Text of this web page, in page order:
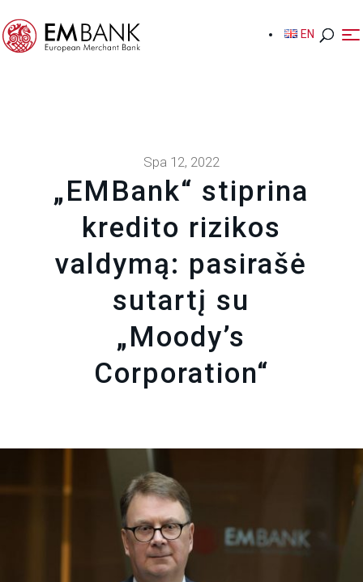
EN
EN
Spa 12, 2022
„EMBank“ stiprina
kredito rizikos
valdymą: pasirašė
sutartį su
„Moody’s
Corporation“